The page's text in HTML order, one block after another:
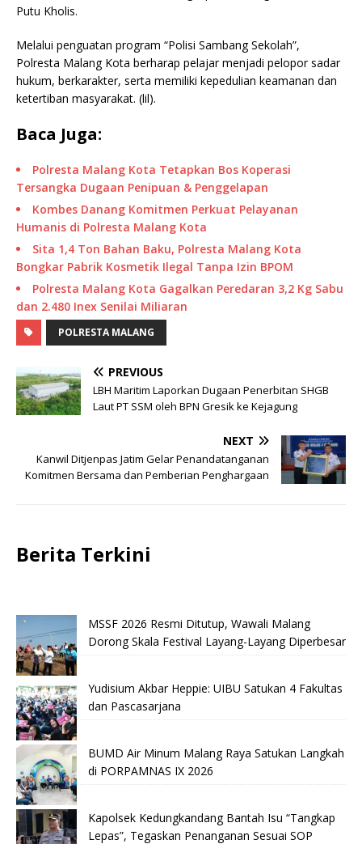
Putu Kholis.
Melalui penguatan program “Polisi Sambang Sekolah”,
Polresta Malang Kota berharap pelajar menjadi pelopor sadar
hukum, berkarakter, serta memiliki kepedulian keamanan dan
ketertiban masyarakat. (lil).
Baca Juga:
Polresta Malang Kota Tetapkan Bos Koperasi
Tersangka Dugaan Penipuan & Penggelapan
Kombes Danang Komitmen Perkuat Pelayanan
Humanis di Polresta Malang Kota
Sita 1,4 Ton Bahan Baku, Polresta Malang Kota
Bongkar Pabrik Kosmetik Ilegal Tanpa Izin BPOM
Polresta Malang Kota Gagalkan Peredaran 3,2 Kg Sabu
dan 2.480 Inex Senilai Miliaran
POLRESTA MALANG
PREVIOUS
LBH Maritim Laporkan Dugaan Penerbitan SHGB
Laut PT SSM oleh BPN Gresik ke Kejagung
NEXT
Kanwil Ditjenpas Jatim Gelar Penandatanganan
Komitmen Bersama dan Pemberian Penghargaan
Berita Terkini
MSSF 2026 Resmi Ditutup, Wawali Malang
Dorong Skala Festival Layang-Layang Diperbesar
Yudisium Akbar Heppie: UIBU Satukan 4 Fakultas
dan Pascasarjana
BUMD Air Minum Malang Raya Satukan Langkah
di PORPAMNAS IX 2026
Kapolsek Kedungkandang Bantah Isu “Tangkap
Lepas”, Tegaskan Penanganan Sesuai SOP